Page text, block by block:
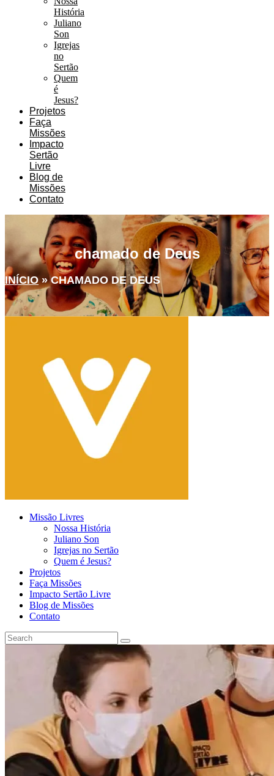
História
Juliano
Son
Igrejas
no
Sertão
Quem
é
Jesus?
Projetos
Faça
Missões
Impacto
Sertão
Livre
Blog de
Missões
Contato
chamado de Deus
INÍCIO»CHAMADO DE DEUS
Missão Livres
Nossa História
Juliano Son
Igrejas no Sertão
Quem é Jesus?
Projetos
Faça Missões
Impacto Sertão Livre
Blog de Missões
Contato